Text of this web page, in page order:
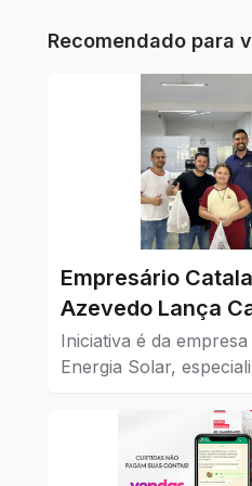
Recomendado para
Empresário
Azevedo Lança
de Cashback para
Impulsionar o
Iniciativa é da
Energia Solar,
com comércios da